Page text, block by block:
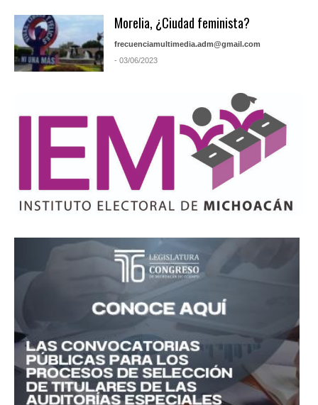
Morelia, ¿Ciudad feminista?
frecuenciamultimedia.adm@gmail.com
- 03/06/2023